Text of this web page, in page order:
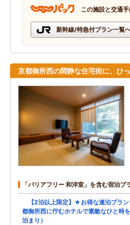
この施設と交通
新幹線/特急付プラン一覧
京都御所西の閑静な住宅街に、ひ
「バリアフリー 和洋室」を含む宿泊プ
【2泊以上限定】★お得な連泊プラ
都御所西に佇むホテルで素敵なひと時
泊まり）